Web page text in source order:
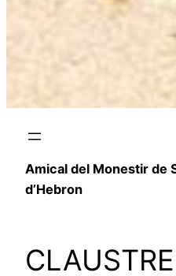
Amical del Monestir de
d’Hebron